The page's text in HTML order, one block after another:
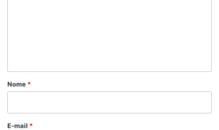
r
*
Nome *
E-mail *